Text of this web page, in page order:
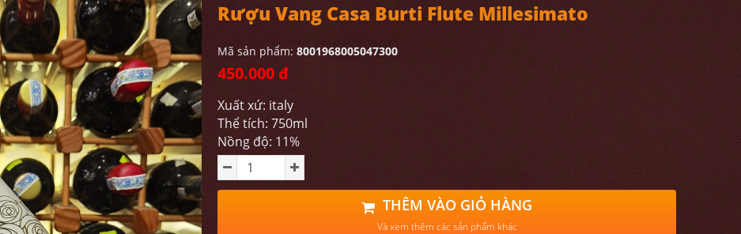
Rượu Vang Casa Burti Flute Millesimato
Mã sản phẩm: 8001968005047300
450.000 đ
Xuất xứ: italy
Thể tích: 750ml
Nồng độ: 11%
THÊM VÀO GIỎ HÀNG
Và xem thêm các sản phẩm khác